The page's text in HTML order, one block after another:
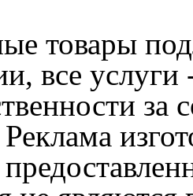
товары
все